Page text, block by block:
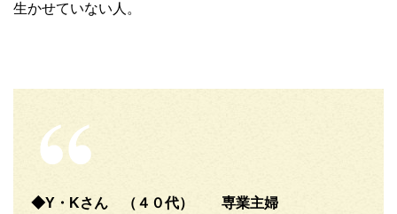
生かせていない人。
◆Y・Kさん （４０代） 専業主婦